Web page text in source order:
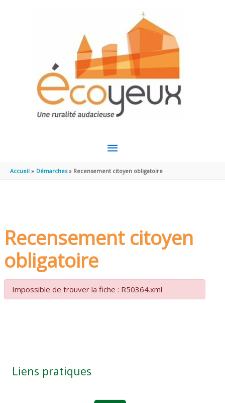
MENU
PRINCIPAL
Accueil Démarches Recensement citoyen obligatoire
Recensement citoyen
obligatoire
Impossible de trouver la fiche : R50364.xml
Liens pratiques